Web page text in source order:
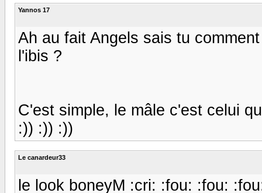
Yannos 17
Ah au fait Angels sais tu
l'ibis ?
C'est simple, le mâle c'est celui
:)) :)) :))
Le canardeur33
le look boneyM :cri: :fou: :fou: